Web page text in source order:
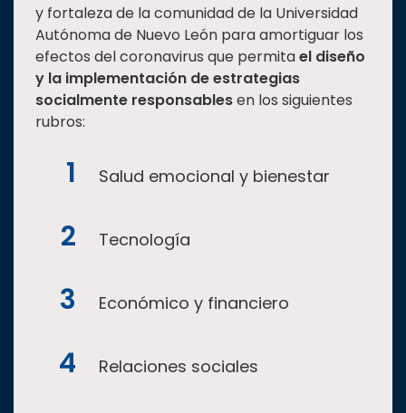
y fortaleza de la comunidad de la Universidad
Autónoma de Nuevo León para amortiguar los
efectos del coronavirus que permitael diseño
y la implementación de estrategias
socialmente responsablesen los siguientes
rubros:
Salud emocional y bienestar
Tecnología
Económico y financiero
Relaciones sociales